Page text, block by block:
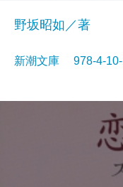
野坂昭如／著
新潮文庫 978-4-